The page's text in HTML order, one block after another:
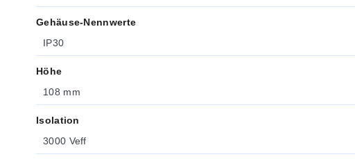
Gehäuse-Nennwerte
IP30
Höhe
108 mm
Isolation
3000 Veff